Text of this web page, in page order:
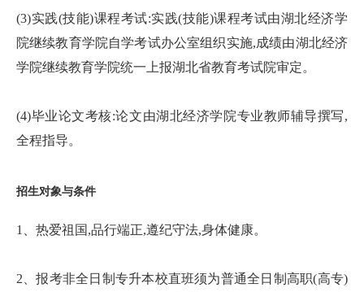
(3)实践(技能)课程考试:实践(技能)课程考试由湖北经济学
院继续教育学院自学考试办公室组织实施,成绩由湖北经济
学院继续教育学院统一上报湖北省教育考试院审定。
(4)毕业论文考核:论文由湖北经济学院专业教师辅导撰写,
全程指导。
招生对象与条件
1、热爱祖国,品行端正,遵纪守法,身体健康。
2、报考非全日制专升本校直班须为普通全日制高职(高专)